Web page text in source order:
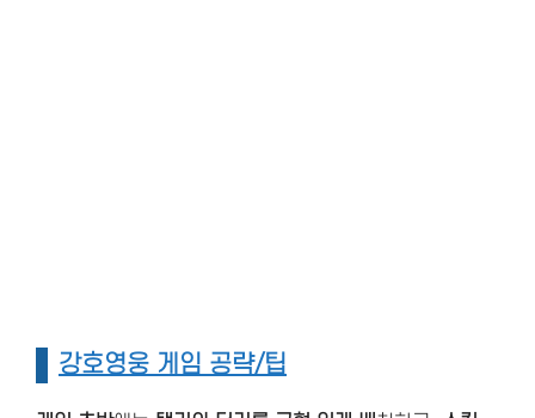
강호영웅 게임 공략/팁